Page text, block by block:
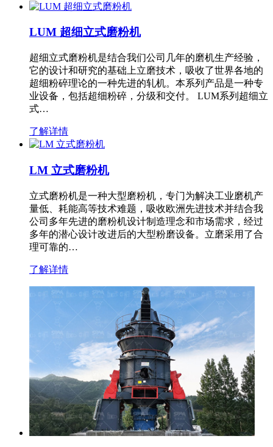
LUM 超细立式磨粉机
超细立式磨粉机是结合我们公司几年的磨机生产经验，
它的设计和研究的基础上立磨技术，吸收了世界各地的
超细粉碎理论的一种先进的轧机。本系列产品是一种专
业设备，包括超细粉碎，分级和交付。 LUM系列超细立
式…
了解详情
LM 立式磨粉机
立式磨粉机是一种大型磨粉机，专门为解决工业磨机产
量低、耗能高等技术难题，吸收欧洲先进技术并结合我
公司多年先进的磨粉机设计制造理念和市场需求，经过
多年的潜心设计改进后的大型粉磨设备。立磨采用了合
理可靠的…
了解详情